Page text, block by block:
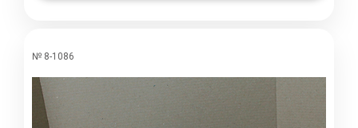
№ 8-1086